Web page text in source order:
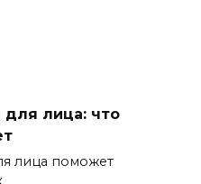
лица: что
лица поможет